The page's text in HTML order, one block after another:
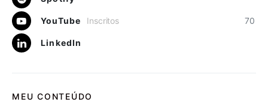
YouTube 70
Inscritos
LinkedIn
MEU CONTEÚDO